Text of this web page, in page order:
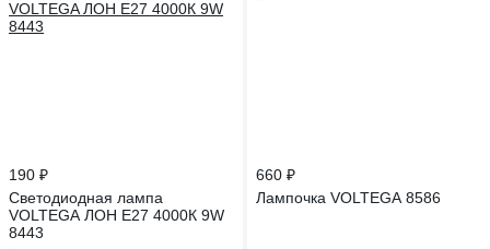
190 ₽
Светодиодная лампа
VOLTEGA ЛОН E27 4000К 9W
8443
660 ₽
Лампочка VOLTEGA 8586